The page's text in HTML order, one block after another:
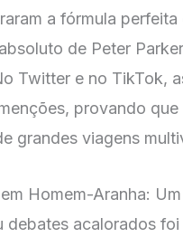
a fórmula
de Peter
Twitter e no TikTok,
provando
grandes viagens
Homem-Aranha:
debates acalorados